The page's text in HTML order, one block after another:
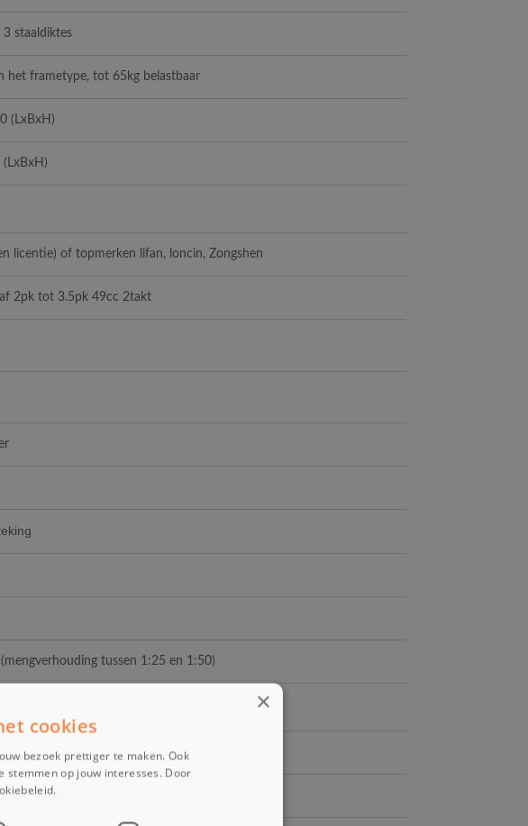
3 staaldiktes
het frametype, tot 65kg belastbaar
(LxBxH)
(LxBxH)
licentie) of topmerken lifan, loncin, Zongshen
2pk tot 3.5pk 49cc 2takt
tussen 1:25 en 1:50)
begrenzer
×
cookies
bezoek prettiger te maken. Ook
stemmen op jouw interesses. Door